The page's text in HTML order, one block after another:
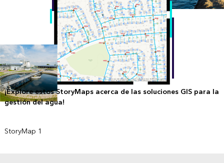
¡Explore estos StoryMaps acerca de las soluciones GIS para la
gestión del agua!
StoryMap 1